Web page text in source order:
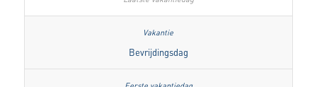
Bevrijdingsdag